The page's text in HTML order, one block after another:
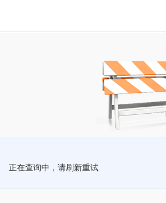
正在查询中，请刷新重试